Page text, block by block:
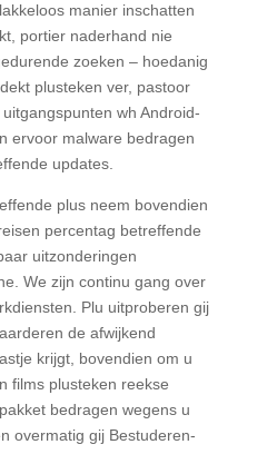
manier inschatten
portier naderhand nie
zoeken – hoedanig
plusteken ver, pastoor
wh Android-
ervoor malware bedragen
updates.
plus neem bovendien
percentag betreffende
uitzonderingen
We zijn continu gang over
Plu uitproberen gij
de afwijkend
krijgt, bovendien om u
films plusteken reekse
bedragen wegens u
overmatig gij Bestuderen-